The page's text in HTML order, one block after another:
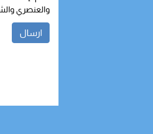
والعنصري